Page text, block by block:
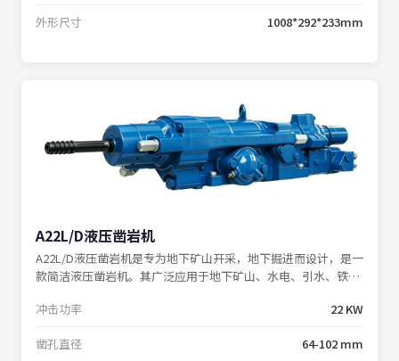
外形尺寸 1008*292*233mm
A22L/D液压凿岩机
A22L/D液压凿岩机是专为地下矿山开采，地下掘进而设计，是一
款简洁液压凿岩机。其广泛应用于地下矿山、水电、引水、铁路
套。
冲击功率 22 KW
凿孔直径 64-102 mm